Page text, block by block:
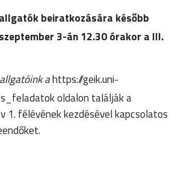
beiratkozására később
3-án 12.30 órakor a III.
ahttps://geik.uni-
oldalon találják a
félévének kezdésével kapcsolatos